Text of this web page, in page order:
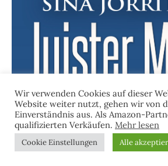
Wir verwenden Cookies auf dieser
Website weiter nutzt, gehen wir von
Einverständnis aus. Als Amazon-
qualifizierten Verkäufen. Mehr lesen
Cookie Einstellungen Alle